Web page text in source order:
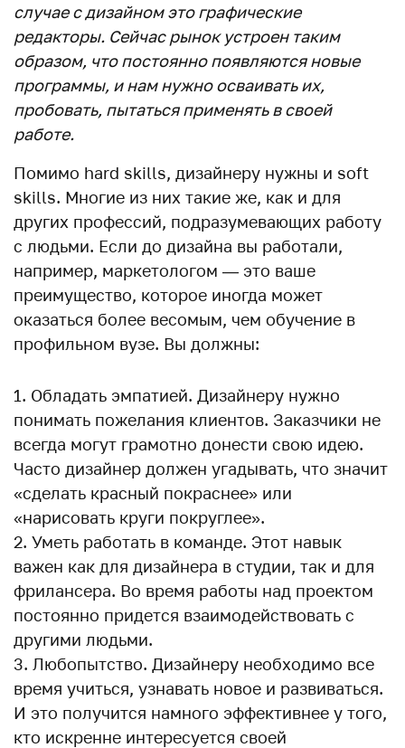
случае с дизайном это графические
редакторы. Сейчас рынок устроен таким
образом, что постоянно появляются новые
программы, и нам нужно осваивать их,
пробовать, пытаться применять в своей
работе.
Помимо hard skills, дизайнеру нужны и soft
skills. Многие из них такие же, как и для
других профессий, подразумевающих работу
с людьми. Если до дизайна вы работали,
например, маркетологом — это ваше
преимущество, которое иногда может
оказаться более весомым, чем обучение в
профильном вузе. Вы должны:
Обладать эмпатией. Дизайнеру нужно
понимать пожелания клиентов. Заказчики не
всегда могут грамотно донести свою идею.
Часто дизайнер должен угадывать, что значит
«сделать красный покраснее» или
«нарисовать круги покруглее».
Уметь работать в команде. Этот навык
важен как для дизайнера в студии, так и для
фрилансера. Во время работы над проектом
постоянно придется взаимодействовать с
другими людьми.
Любопытство. Дизайнеру необходимо все
время учиться, узнавать новое и развиваться.
И это получится намного эффективнее у того,
кто искренне интересуется своей